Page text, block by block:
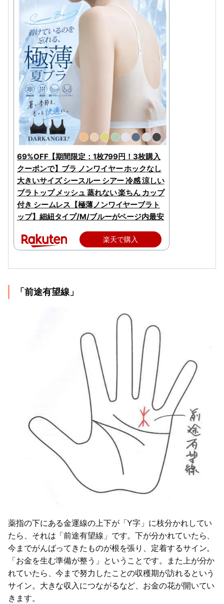
69%OFF【期間限定：1枚799円！3枚購入
クーポンで】ブラ ノンワイヤー ホックなし
大きいサイズ シースルー シアー 冷感 涼しい
ブラトップ メッシュ 蒸れない 楽ちん カップ
付き シームレス【極薄ノンワイヤーブラト
ップ】細紐タイプ/M/ブルーがページ内最安
楽天で購入
「前途有望線」
薬指の下にある金運線の上下が「Y字」に枝分かれしてい
たら、それは「前途有望線」です。下が分かれていたら、
今までがんばってきたものが根を張り、定着するサイン。
「お金を生む準備が整う」ということです。また上が分か
れていたら、今まで努力したことの収穫期が訪れるという
サイン。大きな収入につながるなど、お金の花が開いてい
きます。